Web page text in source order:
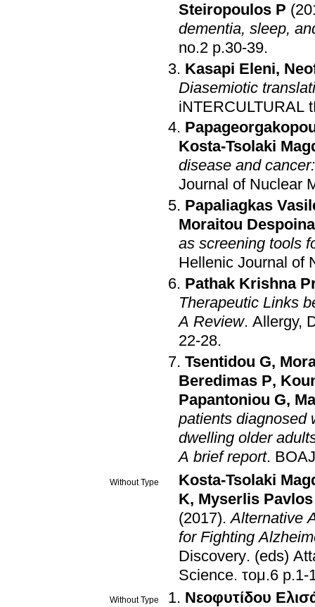
Steiropoulos P
dementia, sleep,
no.2 p.30-39.
Kasapi Eleni,
Diasemiotic
iNTERCULTURAL
Kosta-Tsolaki
disease and
Journal of Nuclear
Papaliagkas
Moraitou Despoina
as screening tools
Hellenic Journal of
Pathak Krishna
Therapeutic Links
A Review. Allergy,
22-28.
Tsentidou G,
Beredimas P,
Papantoniou G,
patients diagnosed
dwelling older
A brief report.
Without Type
Kosta-Tsolaki
K, Myserlis
(2017).Alternative
for Fighting
Discovery. (eds)
Science. τομ.6
Without Type
Νεοφυτίδου